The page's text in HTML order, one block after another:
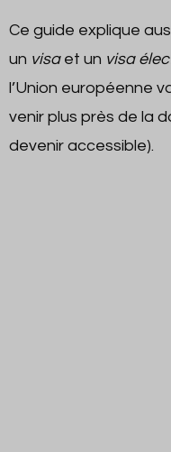
Ce guide explique
un visaet un visa
l’Union européenne
venir plus près de la
devenir accessible).